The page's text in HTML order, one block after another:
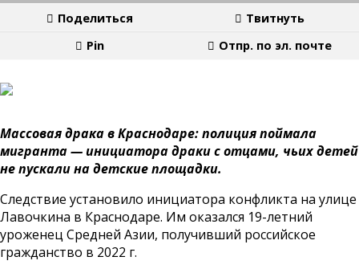
Поделиться
Твитнуть
Pin
Отпр. по эл. почте
Массовая драка в Краснодаре: полиция поймала
мигранта — инициатора драки с отцами, чьих детей
не пускали на детские площадки.
Следствие установило инициатора конфликта на улице
Лавочкина в Краснодаре. Им оказался 19-летний
уроженец Средней Азии, получивший российское
гражданство в 2022 г.